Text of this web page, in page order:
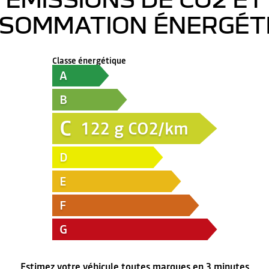
Classe énergétique
A
B
C 122 g CO2/km
D
E
F
G